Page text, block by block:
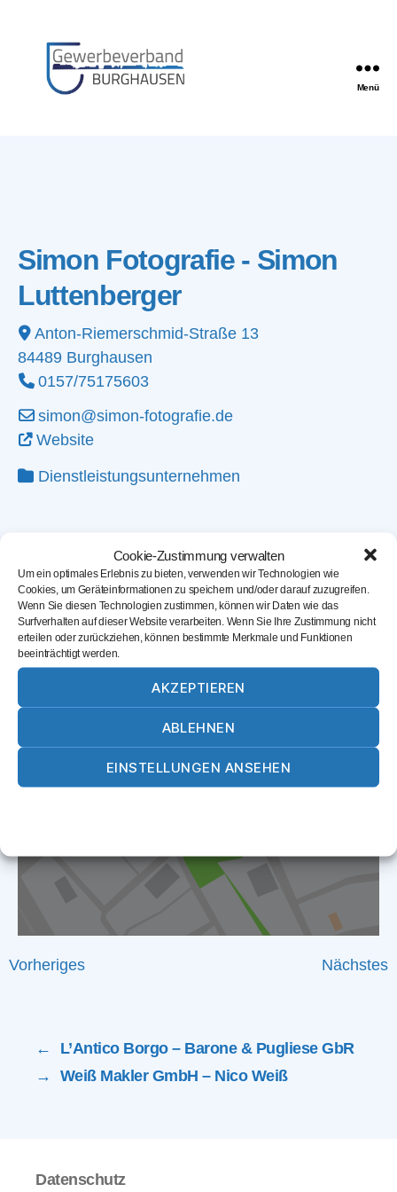
Cookie-Zustimmung verwalten
Um ein optimales Erlebnis zu bieten, verwenden wir Technologien wie
Cookies, um Geräteinformationen zu speichern und/oder darauf zuzugreifen.
Wenn Sie diesen Technologien zustimmen, können wir Daten wie das
Surfverhalten auf dieser Website verarbeiten. Wenn Sie Ihre Zustimmung nicht
erteilen oder zurückziehen, können bestimmte Merkmale und Funktionen
beeinträchtigt werden.
AKZEPTIEREN
ABLEHNEN
EINSTELLUNGEN ANSEHEN
Menü
Simon Fotografie - Simon
Luttenberger
Anton-Riemerschmid-Straße 13
84489 Burghausen
0157/75175603
simon@simon-fotografie.de
Website
Dienstleistungsunternehmen
Karte laden
Vorheriges Nächstes
←
L’Antico Borgo – Barone & Pugliese GbR
→
Weiß Makler GmbH – Nico Weiß
Datenschutz